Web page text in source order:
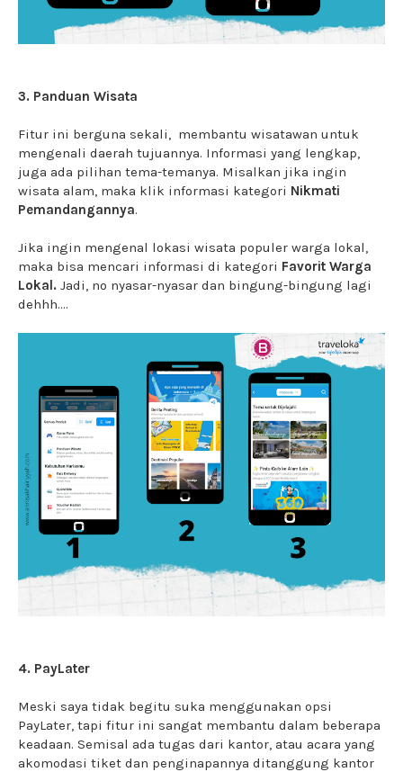
3. Panduan Wisata
Fitur ini berguna sekali, membantu wisatawan untuk
mengenali daerah tujuannya. Informasi yang lengkap,
juga ada pilihan tema-temanya. Misalkan jika ingin
wisata alam, maka klik informasi kategori Nikmati
Pemandangannya.
Jika ingin mengenal lokasi wisata populer warga lokal,
maka bisa mencari informasi di kategori Favorit Warga
Lokal. Jadi, no nyasar-nyasar dan bingung-bingung lagi
dehhh....
4. PayLater
Meski saya tidak begitu suka menggunakan opsi
PayLater, tapi fitur ini sangat membantu dalam beberapa
keadaan. Semisal ada tugas dari kantor, atau acara yang
akomodasi tiket dan penginapannya ditanggung kantor